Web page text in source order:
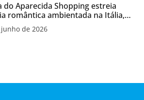
do Aparecida Shopping estreia
romântica ambientada na Itália,
promoção para o Dia dos
de 2026